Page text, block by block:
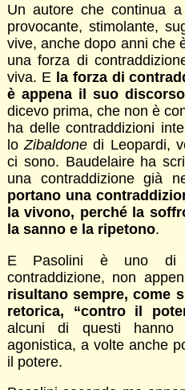
Un autore che continua
provocante, stimolante,
vive, anche dopo anni che
una forza di
viva. E la forza di
è appena il suo discorso
dicevo prima, che non è
ha delle contraddizioni
loZibaldone di Leopardi,
ci sono. Baudelaire ha
una contraddizione già
portano una
la vivono, perché la
la sanno e la ripetono.
E Pasolini è uno di
contraddizione, non
risultano sempre, come
retorica, “contro il
alcuni di questi hanno
agonistica, a volte anche
il potere.